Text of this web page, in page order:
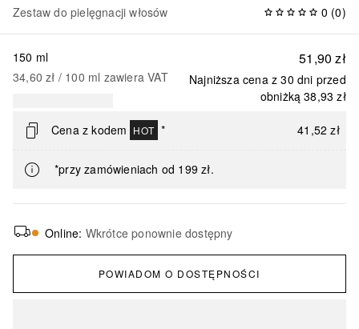
Zestaw do pielęgnacji włosów 0 (0)
51,90 zł
Najniższa cena z 30 dni przed
obniżką 38,93 zł
150 ml
34,60 zł / 100 ml zawiera VAT
Cena z kodem HOT * 41,52 zł
*przy zamówieniach od 199 zł.
Online: Wkrótce ponownie dostępny
POWIADOM O DOSTĘPNOŚCI